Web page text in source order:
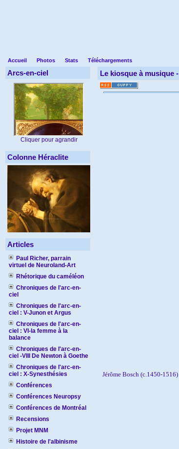
Accueil Photos Stats Téléchargements
Arcs-en-ciel
Cliquer pour agrandir
Colonne Héraclite
Articles
Paul Richer, parrain
virtuel de Neuroland-Art
Rhétorique du caméléon
Chroniques de l'arc-en-
ciel
Chroniques de l'arc-en-
ciel : V-Junon et Argus
Chroniques de l'arc-en-
ciel : VI-la femme à la
balance
Chroniques de l'arc-en-
ciel -VIII De Newton à Goethe
Chroniques de l'arc-en-
ciel : X-Synesthésies
Conférences
Conférences Neuropsy
Conférences de Montréal
Recensions
Projet MNM
Histoire de l'albinisme
Le kiosque à musique -
Jérôme Bosch (c.1450-1516)